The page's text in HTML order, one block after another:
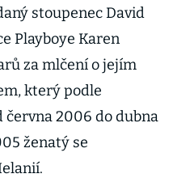
stoupenec David
Playboye Karen
za mlčení o jejím
který podle
června 2006 do dubna
ženatý se